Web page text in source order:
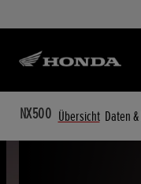
NX500 Übersicht Daten